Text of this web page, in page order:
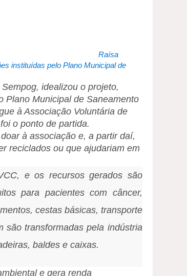
Raísa
instituídas pelo Plano Municipal de
idealizou o projeto,
Plano Municipal de Saneamento
à Associação Voluntária de
o ponto de partida.
à associação e, a partir daí,
reciclados ou que ajudariam em
e os recursos gerados são
para pacientes com câncer,
cestas básicas, transporte
são transformadas pela indústria
baldes e caixas.